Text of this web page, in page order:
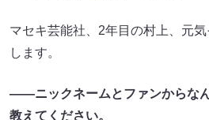
マセキ芸能社、2年目の村上、元
します。
――ニックネームとファンからな
教えてください。